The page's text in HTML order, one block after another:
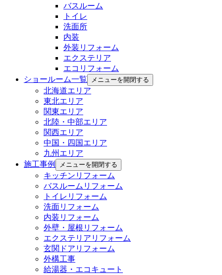
バスルーム
トイレ
洗面所
内装
外装リフォーム
エクステリア
エコリフォーム
ショールーム一覧
メニューを開閉する
北海道エリア
東北エリア
関東エリア
北陸・中部エリア
関西エリア
中国・四国エリア
九州エリア
施工事例
メニューを開閉する
キッチンリフォーム
バスルームリフォーム
トイレリフォーム
洗面リフォーム
内装リフォーム
外壁・屋根リフォーム
エクステリアリフォーム
玄関ドアリフォーム
外構工事
給湯器・エコキュート